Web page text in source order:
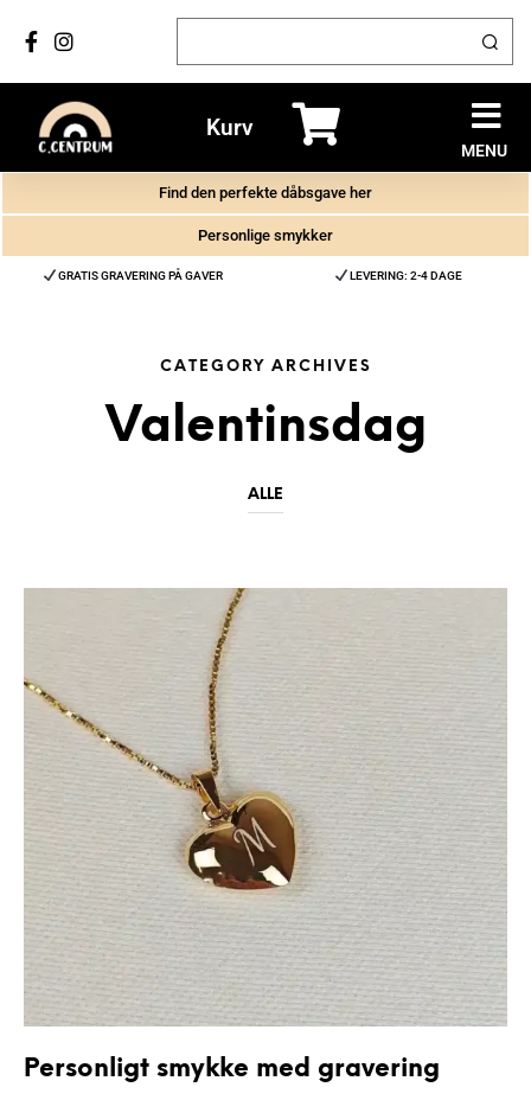
Kurv
MENU
Find den perfekte dåbsgave her
Personlige smykker
GRATIS GRAVERING PÅ GAVER LEVERING: 2-4 DAGE
CATEGORY ARCHIVES
Valentinsdag
ALLE
Personligt smykke med gravering